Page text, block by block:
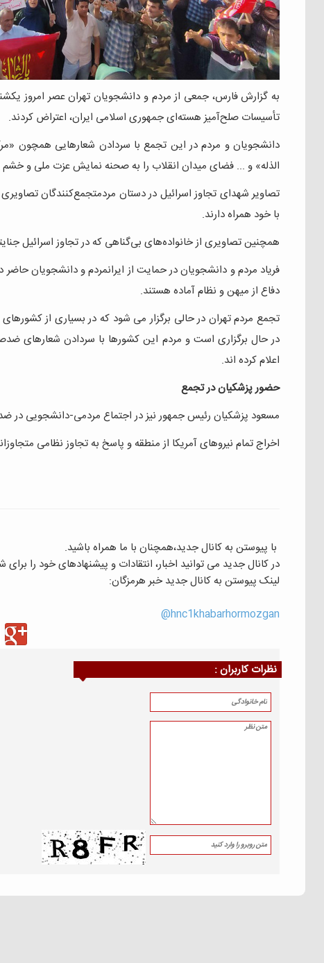
تأسیسات صلح‌آمیز هسته‌ای جمهوری اسلامی ایران، اعتراض کردند.
دانشجویان و مردم در این تجمع با سردادن شعارهایی همچون
الذله» و ... فضای میدان انقلاب را به صحنه نمایش عزت ملی و خشم
تصاویر شهدای تجاوز اسرائیل در دستان مردمتجمع‌کنندگان
با خود همراه دارند.
همچنین تصاویری از خانواده‌های بی‌گناهی که در تجاوز اسرائیل
فریاد مردم و دانشجویان در حمایت از ایرانمردم و دانشجویان
دفاع از میهن و نظام آماده هستند.
تجمع مردم تهران در حالی برگزار می شود که در بسیاری از
در حال برگزاری است و مردم این کشورها با سردادن شعارهای
اعلام کرده اند.
حضور پزشکیان در تجمع
مسعود پزشکیان رئیس جمهور نیز در اجتماع مردمی-دانشجویی در
اخراج تمام نیروهای آمریکا از منطقه و پاسخ به تجاوز نظامی
با پیوستن به کانال جدید،همچنان با ما همراه باشید.
در کانال جدید می توانید اخبار، انتقادات و پیشنهادهای خود را
لینک پیوستن به کانال جدید خبر هرمزگان:
hnc1khabarhormozgan@
نظرات كاربران :